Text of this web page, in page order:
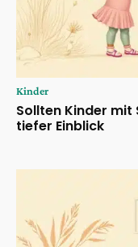
Kinder
Sollten Kinder mit
tiefer Einblick